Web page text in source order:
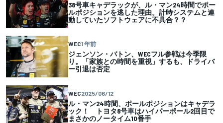
38号車キャデラックが、ル・マン24時間でポー
ルポジションを逃した理由。計時システムと連
動していたソフトウェアに不具合？？
WEC1 年前
ジェンソン・バトン、WECフル参戦は今季限
り。「家族との時間を重視」するも、ドライバ
ー引退は否定
WEC2025/06/12
ル・マン24時間、ポールポジションはキャデラ
ック！ トヨタ8号車はハイパーポール2回目で
まさかのノータイム10番手